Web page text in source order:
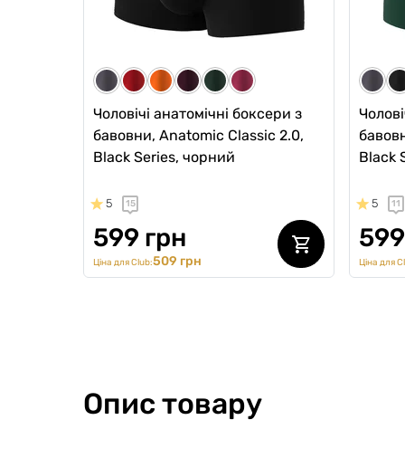
Чоловічі анатомічні боксери з
бавовни, Anatomic Classic 2.0,
Black Series, чорний
5 15
599 грн
Ціна для Club:509 грн
Black
5 11
Ціна для
Опис товару